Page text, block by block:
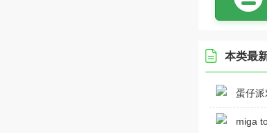
本类最
蛋仔
miga